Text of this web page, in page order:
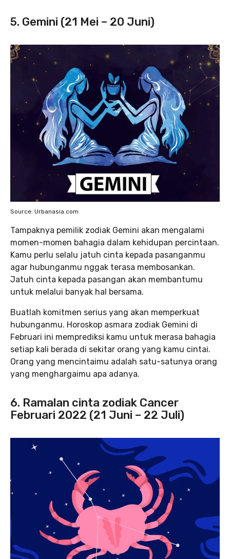
5. Gemini (21 Mei – 20 Juni)
Source: Urbanasia.com
Tampaknya pemilik zodiak Gemini akan mengalami
momen-momen bahagia dalam kehidupan percintaan.
Kamu perlu selalu jatuh cinta kepada pasanganmu
agar hubunganmu nggak terasa membosankan.
Jatuh cinta kepada pasangan akan membantumu
untuk melalui banyak hal bersama.
Buatlah komitmen serius yang akan memperkuat
hubunganmu. Horoskop asmara zodiak Gemini di
Februari ini memprediksi kamu untuk merasa bahagia
setiap kali berada di sekitar orang yang kamu cintai.
Orang yang mencintaimu adalah satu-satunya orang
yang menghargaimu apa adanya.
6. Ramalan cinta zodiak Cancer
Februari 2022 (21 Juni – 22 Juli)